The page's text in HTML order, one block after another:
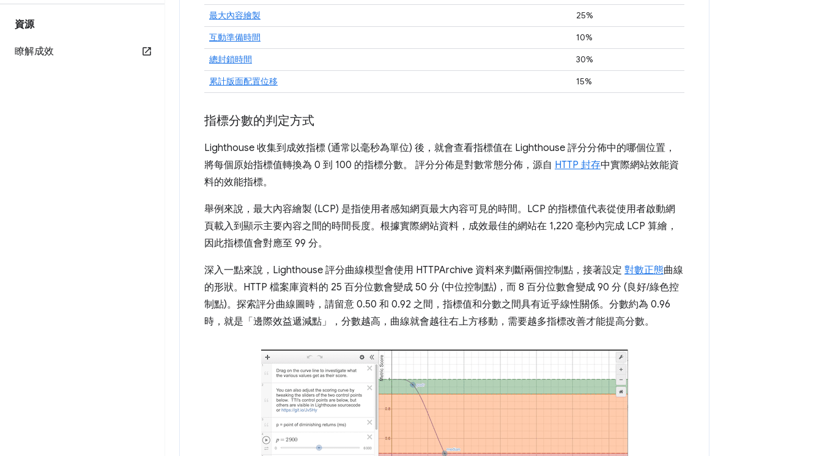
資源
瞭解成效
最大內容繪製
25%
互動準備時間
10%
總封鎖時間
30%
累計版面配置位移
15%
指標分數的判定方式
Lighthouse 收集到成效指標 (通常以毫秒為單位) 後，就會查看指標值在 Lighthouse 評分分佈中的哪個位置，
將每個原始指標值轉換為 0 到 100 的指標分數。 評分分佈是對數常態分佈，源自 HTTP 封存中實際網站效能資
料的效能指標。
舉例來說，最大內容繪製 (LCP) 是指使用者感知網頁最大內容可見的時間。LCP 的指標值代表從使用者啟動網
頁載入到顯示主要內容之間的時間長度。根據實際網站資料，成效最佳的網站在 1,220 毫秒內完成 LCP 算繪，
因此指標值會對應至 99 分。
深入一點來說，Lighthouse 評分曲線模型會使用 HTTPArchive 資料來判斷兩個控制點，接著設定 對數正態曲線
的形狀。HTTP 檔案庫資料的 25 百分位數會變成 50 分 (中位控制點)，而 8 百分位數會變成 90 分 (良好/綠色控
制點)。探索評分曲線圖時，請留意 0.50 和 0.92 之間，指標值和分數之間具有近乎線性關係。分數約為 0.96
時，就是「邊際效益遞減點」，分數越高，曲線就會越往右上方移動，需要越多指標改善才能提高分數。